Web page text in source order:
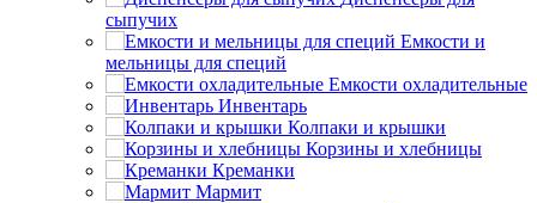
сыпучих
Емкости и
мельницы для специй
Емкости охладительные
Инвентарь
Колпаки и крышки
Корзины и хлебницы
Креманки
Мармит